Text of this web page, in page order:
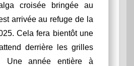
croisée bringée au
arrivée au refuge de la
Cela fera bientôt une
derrière les grilles
année entière à